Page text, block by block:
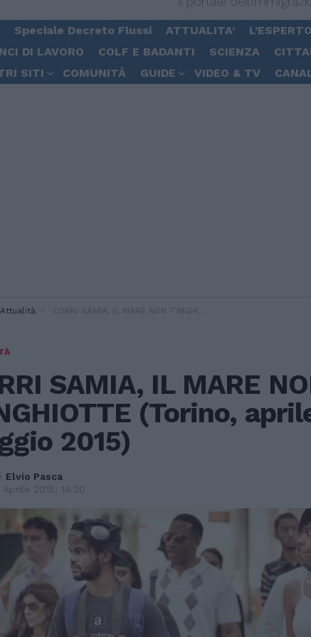
Speciale Decreto Flussi ATTUALITA’
DI LAVORO
COLF E BADANTI SCIENZA
SITI
COMUNITÀ GUIDE VIDEO & TV
Attualità CORRI SAMIA, IL MARE NON T’INGHIOTTE (Torino, aprile-maggio 2015)
SAMIA, IL MARE
(Torino,
2015)
Elvio Pasca
Aprile 2015, 14:30